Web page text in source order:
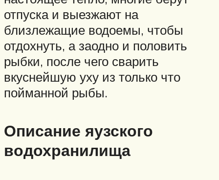
отпуска и выезжают на
близлежащие водоемы, чтобы
отдохнуть, а заодно и половить
рыбки, после чего сварить
вкуснейшую уху из только что
пойманной рыбы.
Описание яузского
водохранилища